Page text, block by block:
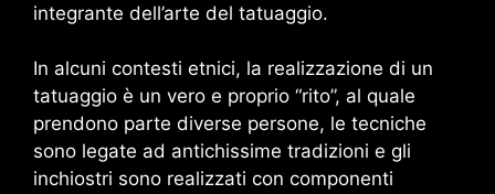
integrante dell’arte del tatuaggio.
In alcuni contesti etnici, la realizzazione di un
tatuaggio è un vero e proprio “rito”, al quale
prendono parte diverse persone, le tecniche
sono legate ad antichissime tradizioni e gli
inchiostri sono realizzati con componenti